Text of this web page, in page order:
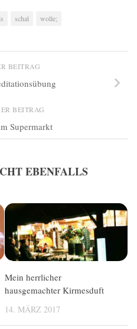
schal wolle;
BEITRAG
BEITRAG
Supermarkt
EBENFALLS
Mein herrlicher
hausgemachter Kirmesduft
14. MÄRZ 2017